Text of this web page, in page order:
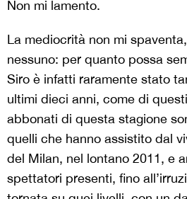
Non mi lamento.
La mediocrità non mi
nessuno: per quanto possa
Siro è infatti raramente stato
ultimi dieci anni, come di
abbonati di questa stagione
quelli che hanno assistito dal
del Milan, nel lontano 2011, e
spettatori presenti, fino